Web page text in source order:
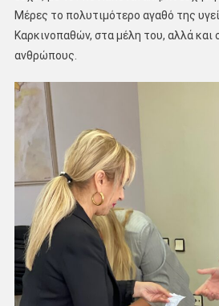
Μέρες το πολυτιμότερο αγαθό της
Καρκινοπαθών, στα μέλη του, αλλά και
ανθρώπους.